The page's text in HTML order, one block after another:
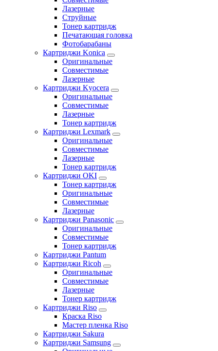
Лазерные
Струйные
Тонер картридж
Печатающая головка
Фотобарабаны
Картриджи Konica
Оригинальные
Совместимые
Лазерные
Картриджи Kyocera
Оригинальные
Совместимые
Лазерные
Тонер картридж
Картриджи Lexmark
Оригинальные
Совместимые
Лазерные
Тонер картридж
Картриджи OKI
Тонер картридж
Оригинальные
Совместимые
Лазерные
Картриджи Panasonic
Оригинальные
Совместимые
Тонер картридж
Картриджи Pantum
Картриджи Ricoh
Оригинальные
Совместимые
Лазерные
Тонер картридж
Картриджи Riso
Краска Riso
Мастер пленка Riso
Картриджи Sakura
Картриджи Samsung